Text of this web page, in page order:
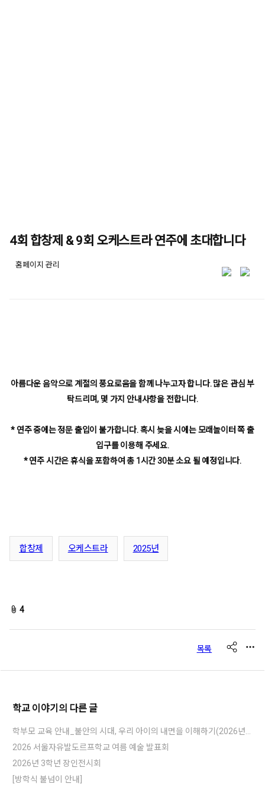
4회 합창제 & 9회 오케스트라 연주에 초대합니다
유저 이미지
홈페이지 관리 share
아름다운 음악으로 계절의 풍요로움을 함께 나누고자 합니다. 많은 관심 부
탁드리며, 몇 가지 안내사항을 전합니다.
* 연주 중에는 정문 출입이 불가합니다. 혹시 늦을 시에는 모래놀이터 쪽 출
입구를 이용해 주세요.
* 연주 시간은 휴식을 포함하여 총 1시간 30분 소요 될 예정입니다.
합창제 오케스트라 2025년
fileAttachedList
4
목록 share
학교 이야기 의 다른 글
2026 서울자유발도르프학교 여름 예술 발표회
2026년 3학년 장인전시회
[방학식 불넘이 안내]